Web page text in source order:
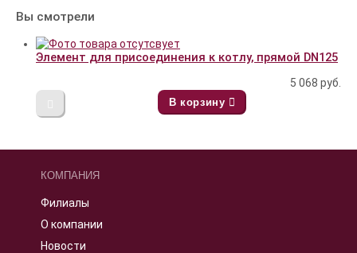
Вы смотрели
Элемент для присоединения к котлу, прямой DN125
5 068 руб.
В корзину
КОМПАНИЯ
Филиалы
О компании
Новости